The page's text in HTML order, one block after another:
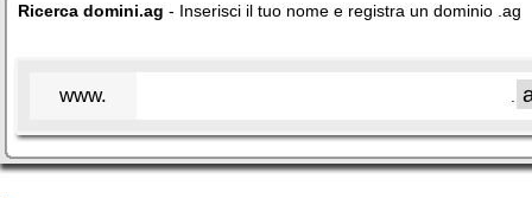
Ricerca domini.ag - Inserisci il tuo nome e registra un dominio .ag
www.